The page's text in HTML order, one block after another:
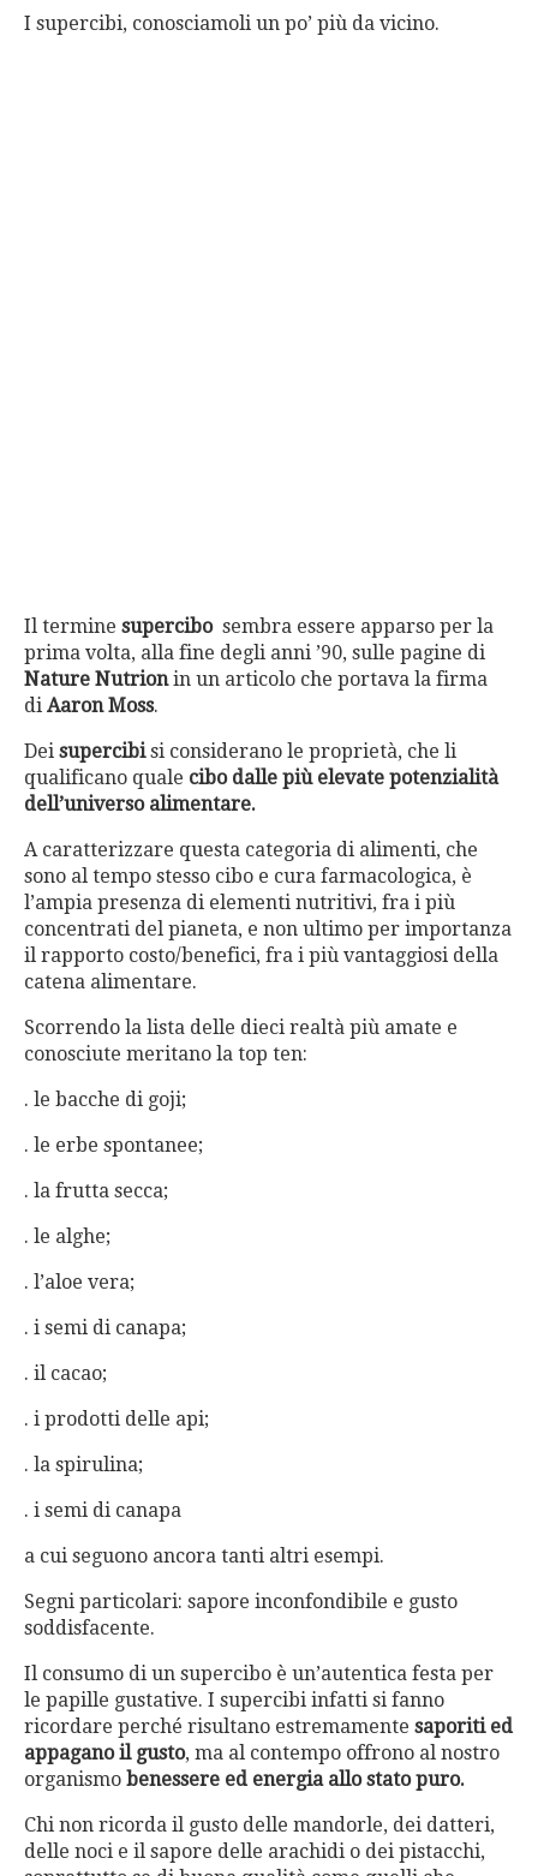
I supercibi, conosciamoli un po’ più da vicino.
Il termine supercibosembra essere apparso per la
prima volta, alla fine degli anni ’90, sulle pagine di
Nature Nutrionin un articolo che portava la firma
di Aaron Moss.
Dei supercibisi considerano le proprietà, che li
qualificano quale cibo dalle più elevate potenzialità
dell’universo alimentare.
A caratterizzare questa categoria di alimenti, che
sono al tempo stesso cibo e cura farmacologica, è
l’ampia presenza di elementi nutritivi, fra i più
concentrati del pianeta, e non ultimo per importanza
il rapporto costo/benefici, fra i più vantaggiosi della
catena alimentare.
Scorrendo la lista delle dieci realtà più amate e
conosciute meritano la top ten:
. le bacche di goji;
. le erbe spontanee;
. la frutta secca;
. le alghe;
. l’aloe vera;
. i semi di canapa;
. il cacao;
. i prodotti delle api;
. la spirulina;
. i semi di canapa
a cui seguono ancora tanti altri esempi.
Segni particolari: sapore inconfondibile e gusto
soddisfacente.
Il consumo di un supercibo è un’autentica festa per
le papille gustative. I supercibi infatti si fanno
ricordare perché risultano estremamente saporiti ed
appagano il gusto, ma al contempo offrono al nostro
organismo benessere ed energia allo stato puro.
Chi non ricorda il gusto delle mandorle, dei datteri,
delle noci e il sapore delle arachidi o dei pistacchi,